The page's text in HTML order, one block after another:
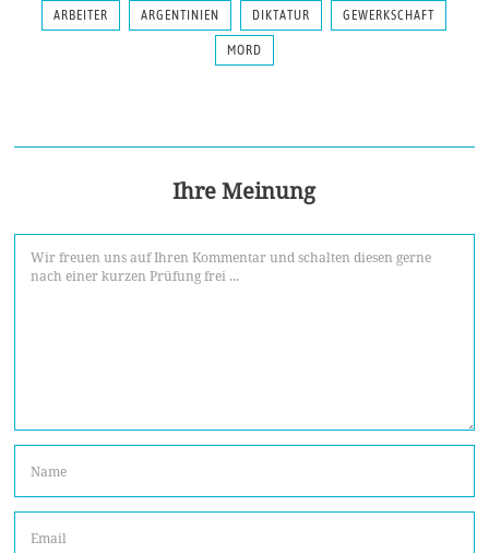
ARBEITER ARGENTINIEN DIKTATUR GEWERKSCHAFT
MORD
Ihre Meinung